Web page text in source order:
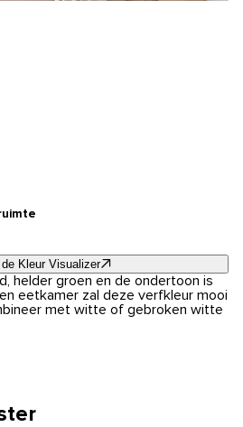
Kleur Visualizer
helder groen en de ondertoon is
eetkamer zal deze verfkleur mooi
met witte of gebroken witte